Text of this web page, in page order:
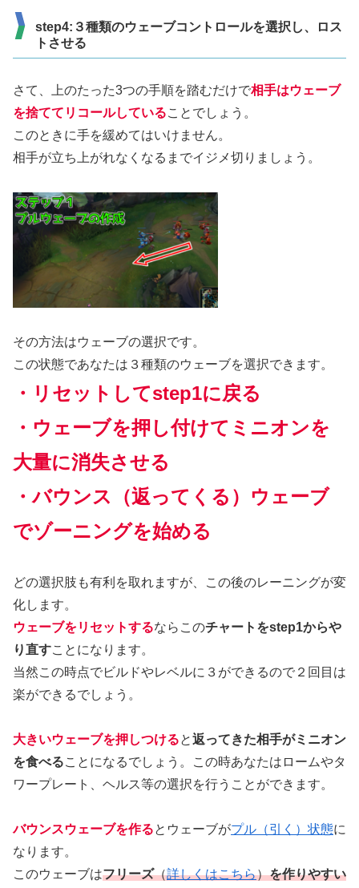
step4:３種類のウェーブコントロールを選択し、ロス
トさせる
さて、上のたった3つの手順を踏むだけで相手はウェーブ
を捨ててリコールしていることでしょう。
このときに手を緩めてはいけません。
相手が立ち上がれなくなるまでイジメ切りましょう。
その方法はウェーブの選択です。
この状態であなたは３種類のウェーブを選択できます。
・リセットしてstep1に戻る
・ウェーブを押し付けてミニオンを
大量に消失させる
・バウンス（返ってくる）ウェーブ
でゾーニングを始める
どの選択肢も有利を取れますが、この後のレーニングが変
化します。
ウェーブをリセットするならこのチャートをstep1からや
り直すことになります。
当然この時点でビルドやレベルに３ができるので２回目は
楽ができるでしょう。
大きいウェーブを押しつけると返ってきた相手がミニオン
を食べることになるでしょう。この時あなたはロームやタ
ワープレート、ヘルス等の選択を行うことができます。
バウンスウェーブを作るとウェーブがプル（引く）状態に
なります。
このウェーブはフリーズ（詳しくはこちら）を作りやすい